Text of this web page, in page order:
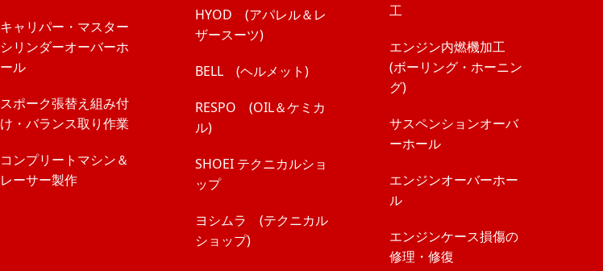
キャリパー・マスター
シリンダーオーバーホ
ール
スポーク張替え組み付
け・バランス取り作業
コンプリートマシン＆
レーサー製作
HYOD (アパレル＆レ
ザースーツ)
BELL (ヘルメット)
RESPO (OIL＆ケミカ
ル)
SHOEI テクニカルショ
ップ
ヨシムラ (テクニカル
ショップ)
工
エンジン内燃機加工
(ボーリング・ホーニン
グ)
サスペンションオーバ
ーホール
エンジンオーバーホー
ル
エンジンケース損傷の
修理・修復